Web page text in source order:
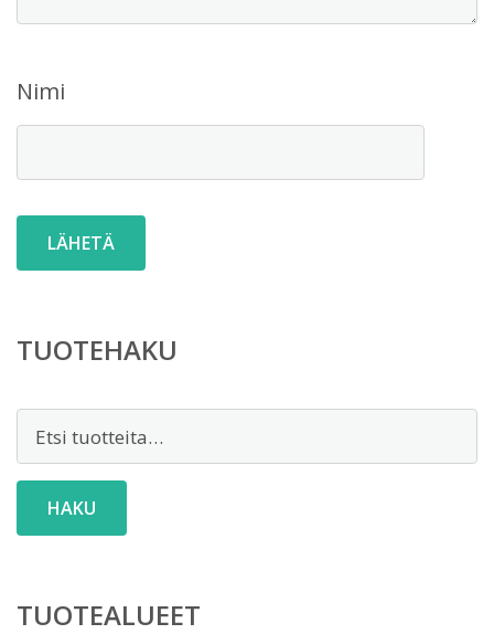
Nimi
TUOTEHAKU
HAKU
TUOTEALUEET